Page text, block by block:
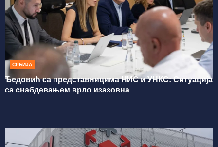
СРБИЈА
Ђедовић са представницима НИС и УНКС: Ситуација
са снабдевањем врло изазовна